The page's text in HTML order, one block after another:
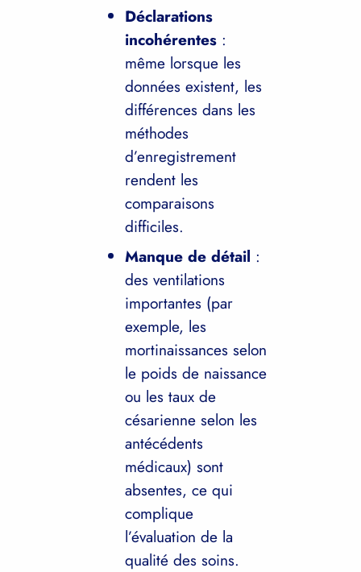
Déclarations
incohérentes :
même lorsque les
données existent, les
différences dans les
méthodes
d’enregistrement
rendent les
comparaisons
difficiles.
Manque de détail :
des ventilations
importantes (par
exemple, les
mortinaissances selon
le poids de naissance
ou les taux de
césarienne selon les
antécédents
médicaux) sont
absentes, ce qui
complique
l’évaluation de la
qualité des soins.